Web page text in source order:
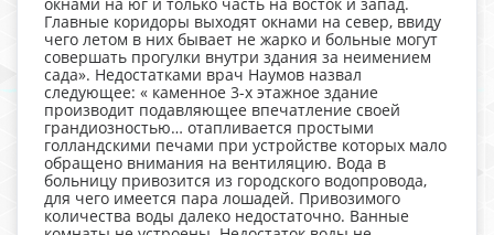
Главные коридоры выходят окнами на север, ввиду
чего летом в них бывает не жарко и больные могут
совершать прогулки внутри здания за неимением
сада». Недостатками врач Наумов назвал
следующее: « каменное 3-х этажное здание
производит подавляющее впечатление своей
грандиозностью… отапливается простыми
голландскими печами при устройстве которых мало
обращено внимания на вентиляцию. Вода в
больницу привозится из городского водопровода,
для чего имеется пара лошадей. Привозимого
количества воды далеко недостаточно. Ванные